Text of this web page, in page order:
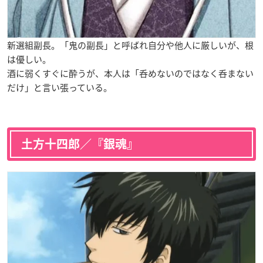
新選組副長。「鬼の副長」と呼ばれ自分や他人に厳しいが、根
は優しい。
酒に弱くすぐに酔うが、本人は「呑めないのではなく呑まない
だけ」と言い張っている。
土方十四郎／『銀魂』